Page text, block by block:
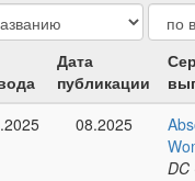
Дата
публикации
08.2025
DC